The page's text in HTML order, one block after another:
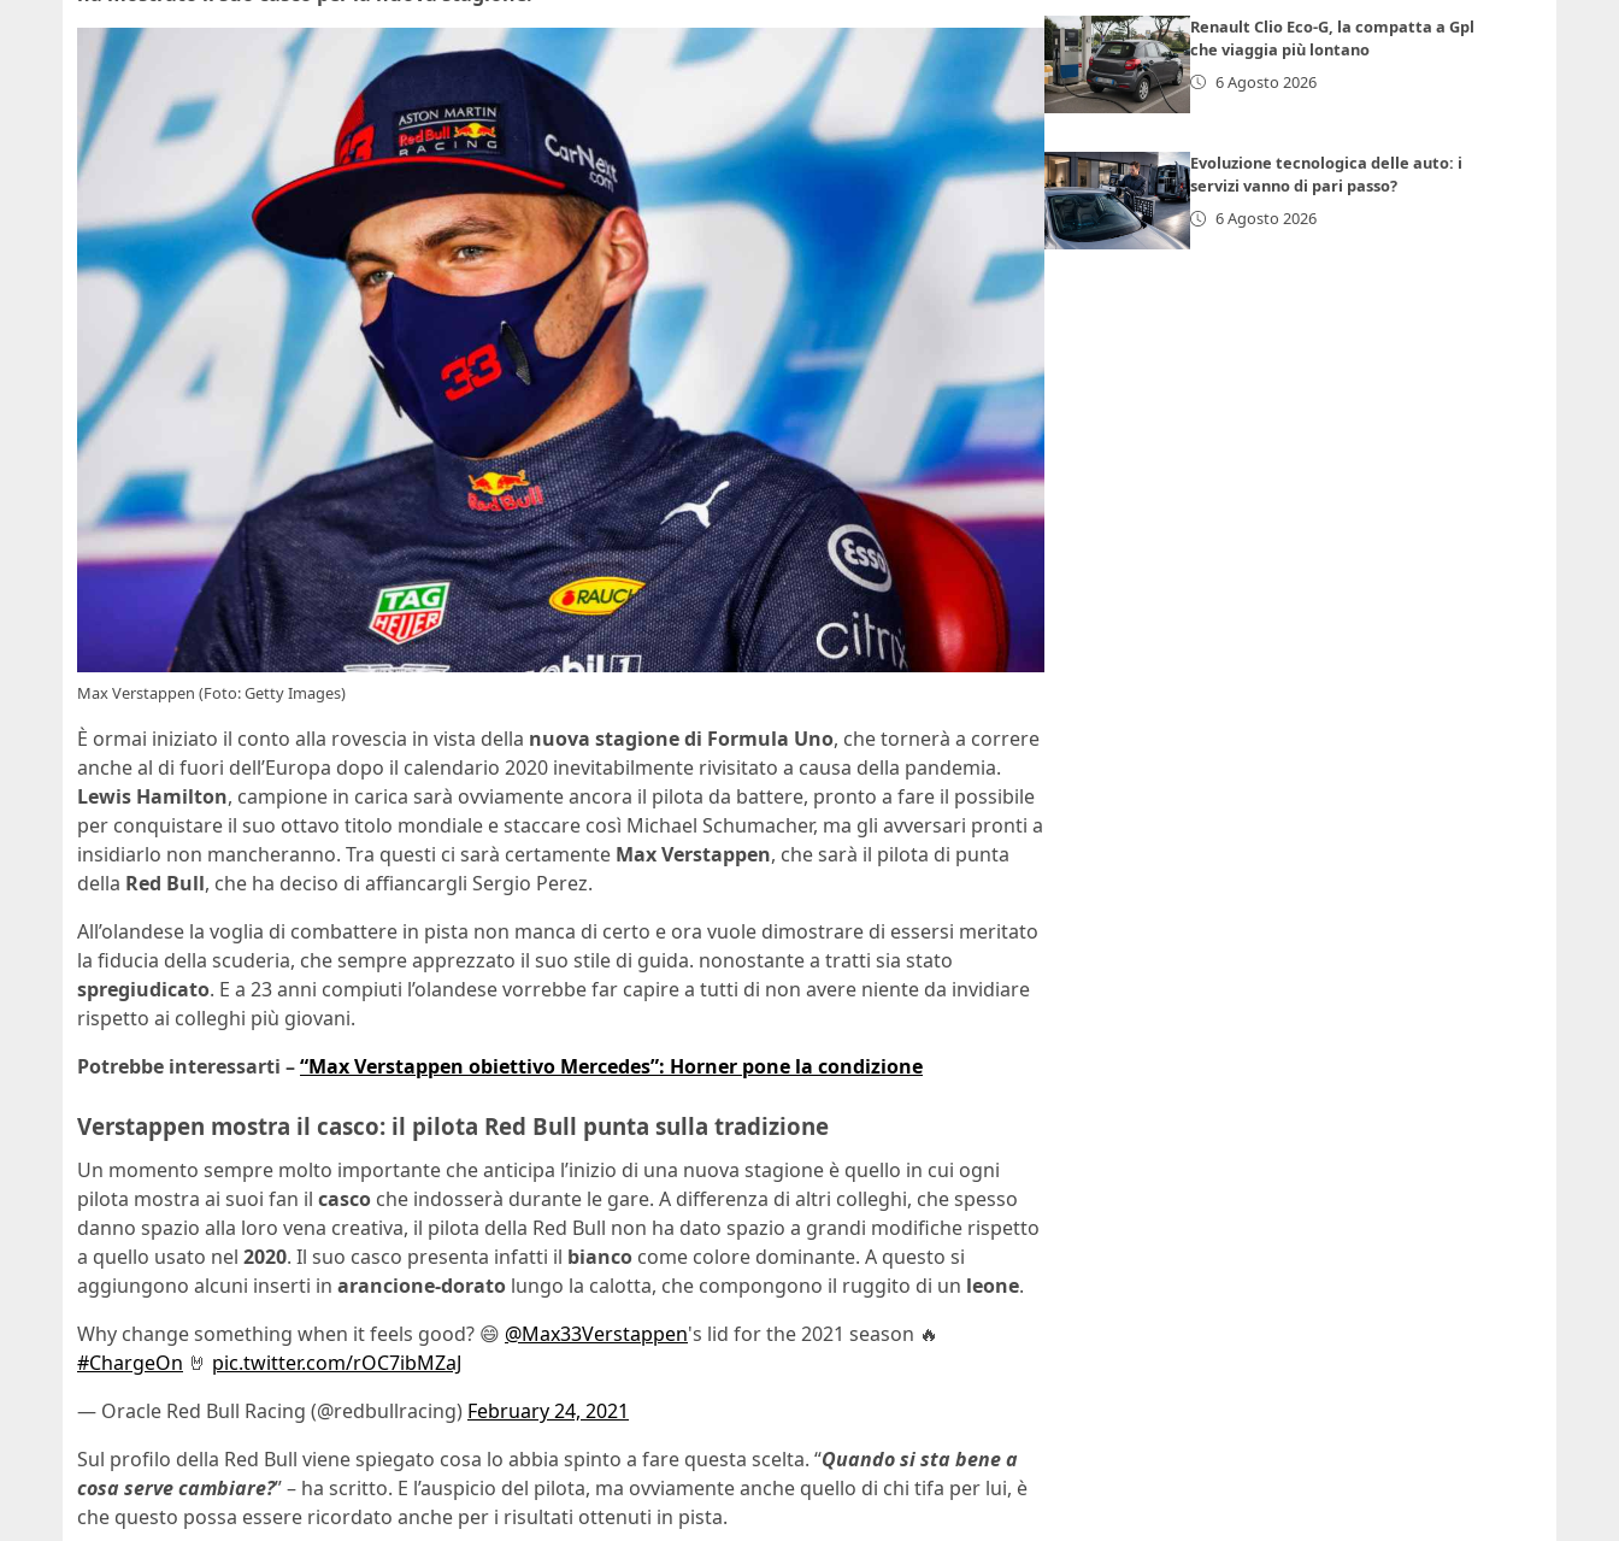
Max Verstappen (Foto: Getty Images)
È ormai iniziato il conto alla rovescia in vista della nuova stagione di Formula Uno, che tornerà a correre
anche al di fuori dell’Europa dopo il calendario 2020 inevitabilmente rivisitato a causa della pandemia.
Lewis Hamilton, campione in carica sarà ovviamente ancora il pilota da battere, pronto a fare il possibile
per conquistare il suo ottavo titolo mondiale e staccare così Michael Schumacher, ma gli avversari pronti a
insidiarlo non mancheranno. Tra questi ci sarà certamente Max Verstappen, che sarà il pilota di punta
della Red Bull, che ha deciso di affiancargli Sergio Perez.
All’olandese la voglia di combattere in pista non manca di certo e ora vuole dimostrare di essersi meritato
la fiducia della scuderia, che sempre apprezzato il suo stile di guida. nonostante a tratti sia stato
spregiudicato. E a 23 anni compiuti l’olandese vorrebbe far capire a tutti di non avere niente da invidiare
rispetto ai colleghi più giovani.
Potrebbe interessarti –“Max Verstappen obiettivo Mercedes”: Horner pone la condizione
Verstappen mostra il casco: il pilota Red Bull punta sulla tradizione
Un momento sempre molto importante che anticipa l’inizio di una nuova stagione è quello in cui ogni
pilota mostra ai suoi fan il casco che indosserà durante le gare. A differenza di altri colleghi, che spesso
danno spazio alla loro vena creativa, il pilota della Red Bull non ha dato spazio a grandi modifiche rispetto
a quello usato nel 2020. Il suo casco presenta infatti il bianco come colore dominante. A questo si
aggiungono alcuni inserti in arancione-dorato lungo la calotta, che compongono il ruggito di un leone.
Why change something when it feels good? 😄 @Max33Verstappen's lid for the 2021 season 🔥
#ChargeOn 🤘 pic.twitter.com/rOC7ibMZaJ
— Oracle Red Bull Racing (@redbullracing) February 24, 2021
Sul profilo della Red Bull viene spiegato cosa lo abbia spinto a fare questa scelta. “Quando si sta bene a
cosa serve cambiare?” – ha scritto. E l’auspicio del pilota, ma ovviamente anche quello di chi tifa per lui, è
che questo possa essere ricordato anche per i risultati ottenuti in pista.
Renault Clio Eco-G, la compatta a Gpl
che viaggia più lontano
6 Agosto 2026
Evoluzione tecnologica delle auto: i
servizi vanno di pari passo?
6 Agosto 2026